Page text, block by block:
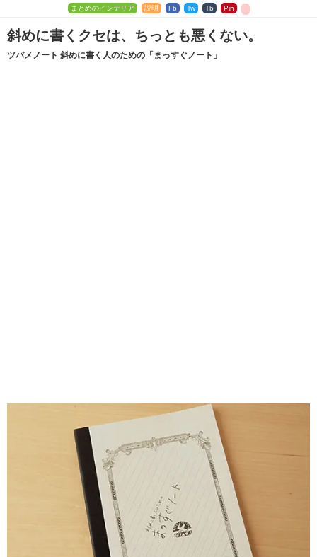
まとめのインテリア 説明 Fb Tw Tb Pin
斜めに書くクセは、ちっとも悪くない。
ツバメノート 斜めに書く人のための「まっすぐノート」